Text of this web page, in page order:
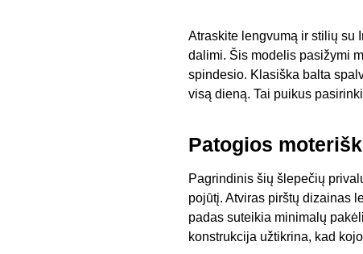
Atraskite lengvumą ir stilių su
dalimi. Šis modelis pasižymi
spindesio. Klasiška balta
visą dieną. Tai puikus
Patogios
Pagrindinis šių šlepečių
pojūtį. Atviras pirštų dizainas
padas suteikia minimalų
konstrukcija užtikrina, kad